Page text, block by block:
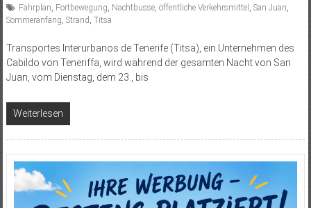
Fahrplan Fortbewegung Nachtbusse, öffentliche Verkehrsmittel San Juan
Sommeranfang Strand Titsa
Transportes Interurbanos de Tenerife (Titsa), ein Unternehmen des
Cabildo von Teneriffa, wird während der gesamten Nacht von San
Juan, vom Dienstag, dem 23., bis
Weiterlesen